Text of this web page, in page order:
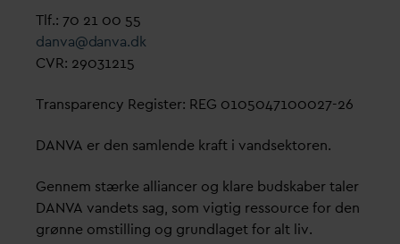
Tlf.: 70 21 00 55
danva@danva.dk
CVR: 29031215
Transparency Register: REG 0105047100027-26
DANVA er den samlende kraft i vandsektoren.
Gennem stærke alliancer og klare budskaber taler
DANVA vandets sag, som vigtig ressource for den
grønne omstilling og grundlaget for alt liv.